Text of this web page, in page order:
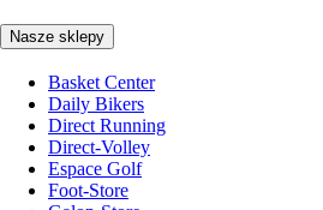
Nasze sklepy
Basket Center
Daily Bikers
Direct Running
Direct-Volley
Espace Golf
Foot-Store